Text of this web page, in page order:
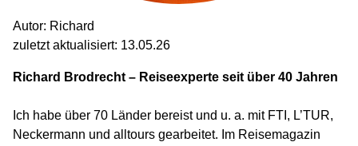
Autor: Richard
zuletzt aktualisiert: 13.05.26
Richard Brodrecht – Reiseexperte seit über 40 Jahren
Ich habe über 70 Länder bereist und u. a. mit FTI, L’TUR,
Neckermann und alltours gearbeitet. Im Reisemagazin